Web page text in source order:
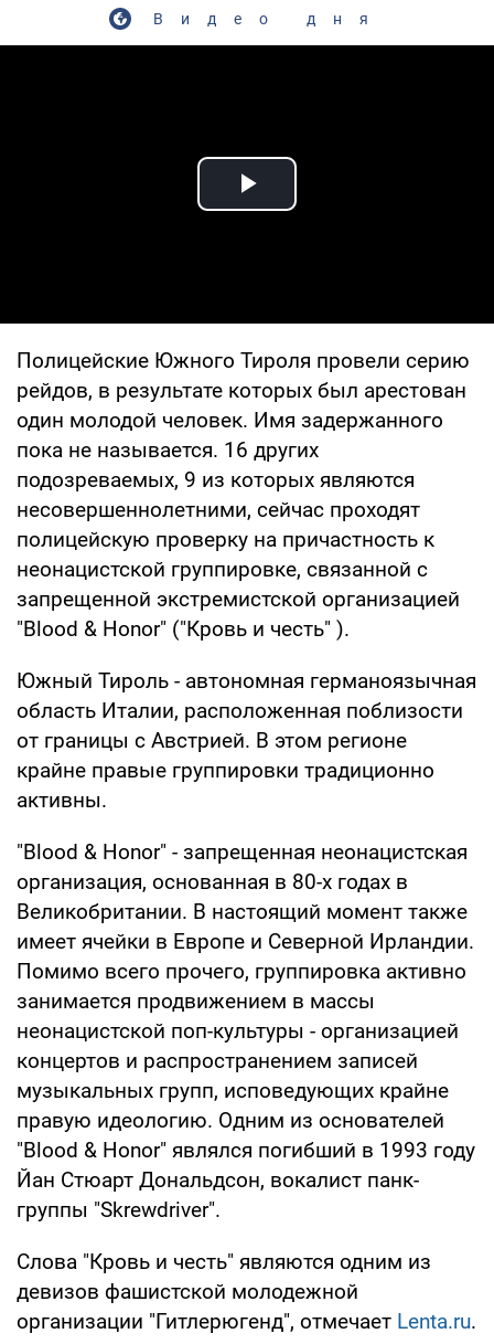
Видео дня
Play Video
Полицейские Южного Тироля провели серию
рейдов, в результате которых был арестован
один молодой человек. Имя задержанного
пока не называется. 16 других
подозреваемых, 9 из которых являются
несовершеннолетними, сейчас проходят
полицейскую проверку на причастность к
неонацистской группировке, связанной с
запрещенной экстремистской организацией
"Blood & Honor" ("Кровь и честь" ).
Южный Тироль - автономная германоязычная
область Италии, расположенная поблизости
от границы с Австрией. В этом регионе
крайне правые группировки традиционно
активны.
"Blood & Honor" - запрещенная неонацистская
организация, основанная в 80-х годах в
Великобритании. В настоящий момент также
имеет ячейки в Европе и Северной Ирландии.
Помимо всего прочего, группировка активно
занимается продвижением в массы
неонацистской поп-культуры - организацией
концертов и распространением записей
музыкальных групп, исповедующих крайне
правую идеологию. Одним из основателей
"Blood & Honor" являлся погибший в 1993 году
Йан Стюарт Дональдсон, вокалист панк-
группы "Skrewdriver".
Слова "Кровь и честь" являются одним из
девизов фашистской молодежной
организации "Гитлерюгенд", отмечает Lenta.ru.